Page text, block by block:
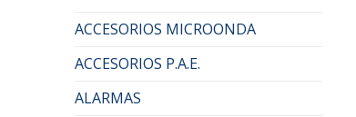
ACCESORIOS MICROONDA
ACCESORIOS P.A.E.
ALARMAS